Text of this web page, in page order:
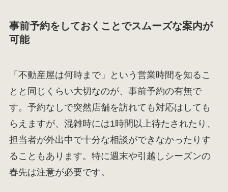
事前予約をしておくことでスムーズな案内が
可能
「不動産屋は何時まで」という営業時間を知るこ
とと同じくらい大切なのが、事前予約の有無で
す。予約なしで突然店舗を訪れても対応はしても
らえますが、混雑時には1時間以上待たされたり、
担当者が外出中で十分な相談ができなかったりす
ることもあります。特に週末や引越しシーズンの
春先は注意が必要です。